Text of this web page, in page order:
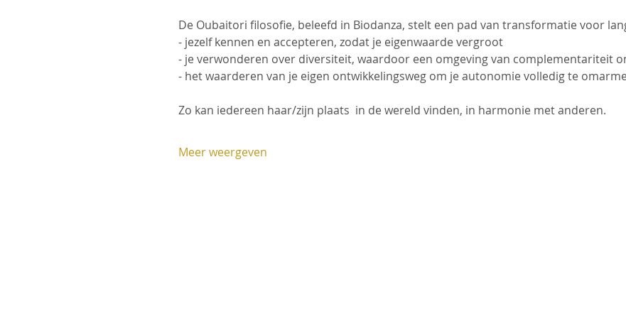
De Oubaitori filosofie, beleefd in Biodanza, stelt een pad van transformatie voor
- jezelf kennen en accepteren, zodat je eigenwaarde vergroot
- je verwonderen over diversiteit, waardoor een omgeving van complementariteit
- het waarderen van je eigen ontwikkelingsweg om je autonomie volledig te
Zo kan iedereen haar/zijn plaats  in de wereld vinden, in harmonie met anderen.
Meer weergeven